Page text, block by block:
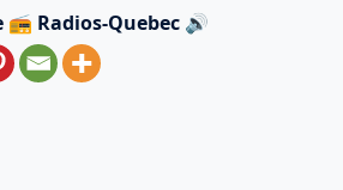
Radios-Quebec 🔊